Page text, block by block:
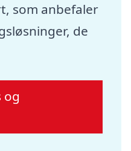
som anbefaler
de
og